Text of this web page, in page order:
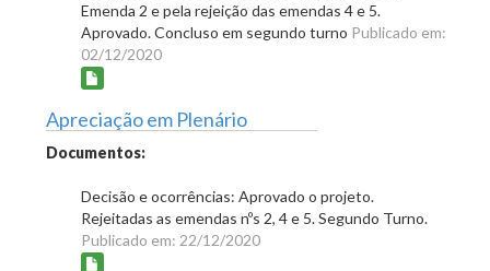
Emenda 2 e pela rejeição das emendas 4 e 5.
Aprovado. Concluso em segundo turno Publicado em:
02/12/2020
Apreciação em Plenário
Documentos:
Decisão e ocorrências: Aprovado o projeto.
Rejeitadas as emendas nºs 2, 4 e 5. Segundo Turno.
Publicado em: 22/12/2020